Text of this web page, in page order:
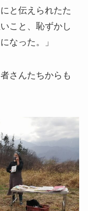
と伝えられたた
こと、恥ずかし
なった。」
さんたちからも